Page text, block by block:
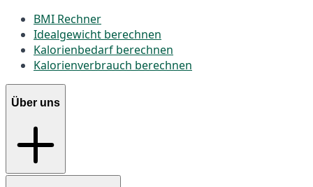
BMI Rechner
Idealgewicht berechnen
Kalorienbedarf berechnen
Kalorienverbrauch berechnen
Über uns